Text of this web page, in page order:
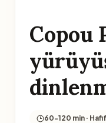
Copou
60-120 min ·